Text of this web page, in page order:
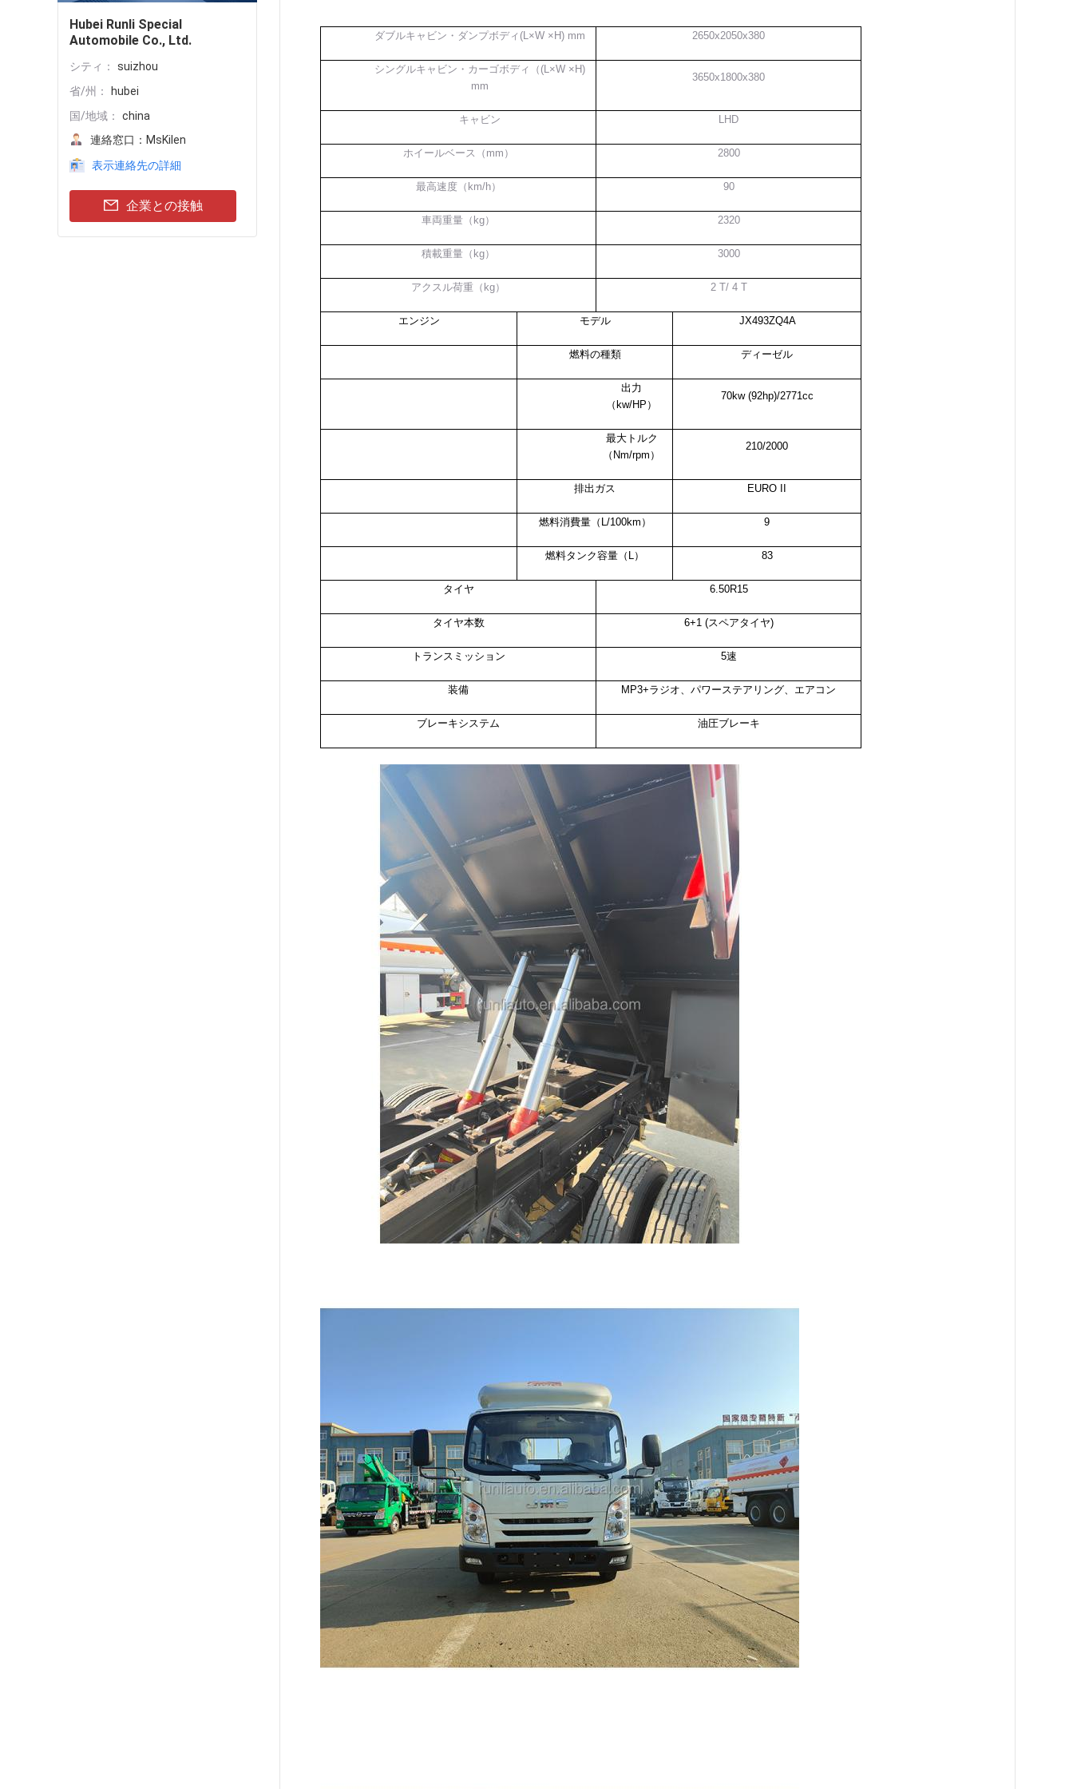
Hubei Runli Special
Automobile Co., Ltd.
シティ：
suizhou
省/州：
hubei
国/地域：
china
連絡窓口： MsKilen
表示連絡先の詳細
企業との接触
ダブルキャビン・ダンプボディ (L×W ×H) mm 2650x2050x380
シングルキャビン・カーゴボディ（ (L×W ×H)
mm
3650x1800x380
キャビン LHD
ホイールベース（mm） 2800
最高速度（ km/h） 90
車両重量（ kg） 2320
積載重量（ kg） 3000
アクスル荷重（kg） 2 T/ 4 T
エンジン モデル JX493ZQ4A
燃料の種類 ディーゼル
出力
（ kw/HP ）
70kw (92hp)/2771cc
最大トルク
（Nm/rpm）
210/2000
排出ガス EURO
燃料消費量（L/100km） 9
燃料タンク容量（L） 83
タイヤ 6.50R15
タイヤ本数 6+1 (スペアタイヤ)
トランスミッション 5速
装備 MP3+ラジオ、パワーステアリング、エアコン
ブレーキシステム 油圧ブレーキ